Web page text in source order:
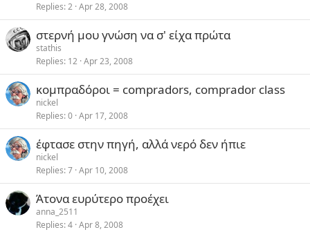
Replies 2 Apr 28, 2008
στερνή μου γνώση να σ' είχα πρώτα
stathis
Replies 12 Apr 23, 2008
κομπραδόροι = compradors, comprador class
nickel
Replies 0 Apr 17, 2008
έφτασε στην πηγή, αλλά νερό δεν ήπιε
nickel
Replies 7 Apr 10, 2008
Άτονα ευρύτερο προέχει
anna_2511
Replies 4 Apr 8, 2008